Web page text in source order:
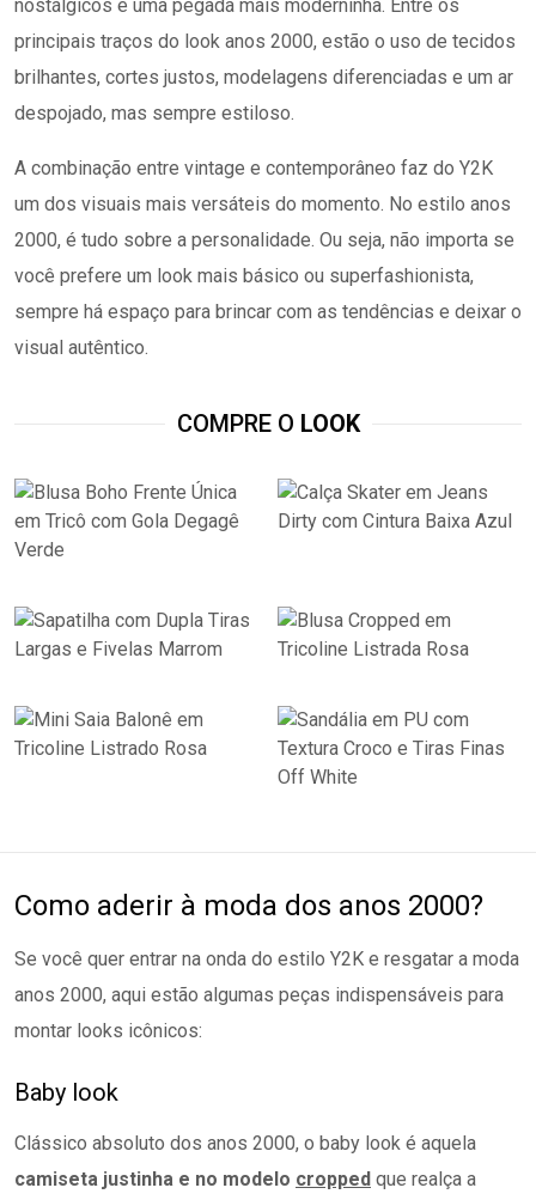
nostálgicos e uma pegada mais moderninha. Entre os
principais traços do look anos 2000, estão o uso de tecidos
brilhantes, cortes justos, modelagens diferenciadas e um ar
despojado, mas sempre estiloso.
A combinação entre vintage e contemporâneo faz do Y2K
um dos visuais mais versáteis do momento. No estilo anos
2000, é tudo sobre a personalidade. Ou seja, não importa se
você prefere um look mais básico ou superfashionista,
sempre há espaço para brincar com as tendências e deixar o
visual autêntico.
COMPRE O LOOK
Como aderir à moda dos anos 2000?
Se você quer entrar na onda do estilo Y2K e resgatar a moda
anos 2000, aqui estão algumas peças indispensáveis para
montar looks icônicos:
Baby look
Clássico absoluto dos anos 2000, o baby look é aquela
camiseta justinha e no modelo cropped que realça a